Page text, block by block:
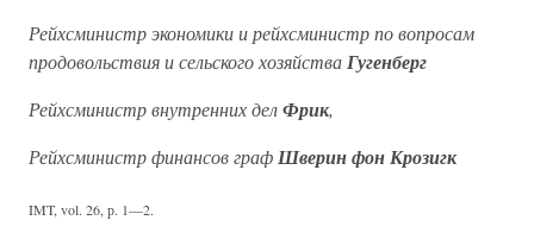
Рейхсминистр экономики и рейхсминистр по вопросам
продовольствия и сельского хозяйстваГугенберг
Рейхсминистр внутренних делФрик,
Рейхсминистр финансов графШверин фон Крозигк
IMT, vol. 26, р. 1—2.